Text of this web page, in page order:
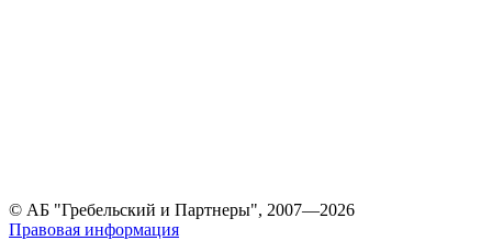
© АБ "Гребельский и Партнеры", 2007—2026
Правовая информация